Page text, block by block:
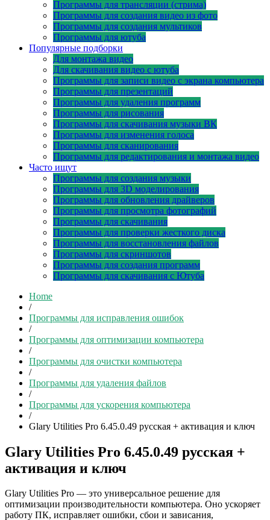
Программы для трансляции (стрима)
Программы для создания видео из фото
Программы для создания мультиков
Программы для ютуба
Популярные подборки
Для монтажа видео
Для скачивания видео с ютуба
Программы для записи видео с экрана компьютера
Программы для презентаций
Программы для удаления программ
Программы для рисования
Программы для скачивания музыки ВК
Программы для изменения голоса
Программы для сканирования
Программы для редактирования и монтажа видео
Часто ищут
Программы для создания музыки
Программы для 3D моделирования
Программы для обновления драйверов
Программы для просмотра фотографий
Программы для скачивания
Программы для проверки жесткого диска
Программы для восстановления файлов
Программы для скриншотов
Программы для создания программ
Программы для скачивания с Ютуба
Home
/
Программы для исправления ошибок
/
Программы для оптимизации компьютера
/
Программы для очистки компьютера
/
Программы для удаления файлов
/
Программы для ускорения компьютера
/
Glary Utilities Pro 6.45.0.49 русская + активация и ключ
Glary Utilities Pro 6.45.0.49 русская +
активация и ключ
Glary Utilities Pro — это универсальное решение для
оптимизации производительности компьютера. Оно ускоряет
работу ПК, исправляет ошибки, сбои и зависания,